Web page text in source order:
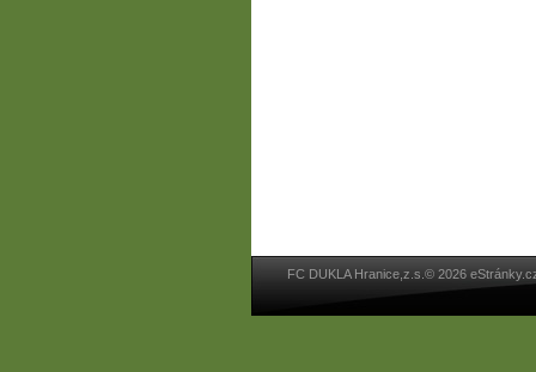
FC DUKLA Hranice,z.s.© 2026